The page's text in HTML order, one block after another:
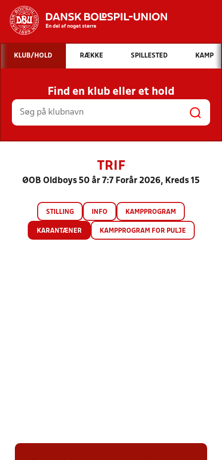
Hvad vil du søge efter?
INDHOLD OG NYHEDER
STILLINGER, RESULTATER, KLUBBER OG
HOLD
KLUB/HOLD RÆKKE SPILLESTED KAMP
Find en klub eller et hold
TRIF
ØOB Oldboys 50 år 7:7 Forår 2026, Kreds 15
STILLING INFO KAMPPROGRAM
KARANTÆNER KAMPPROGRAM FOR PULJE